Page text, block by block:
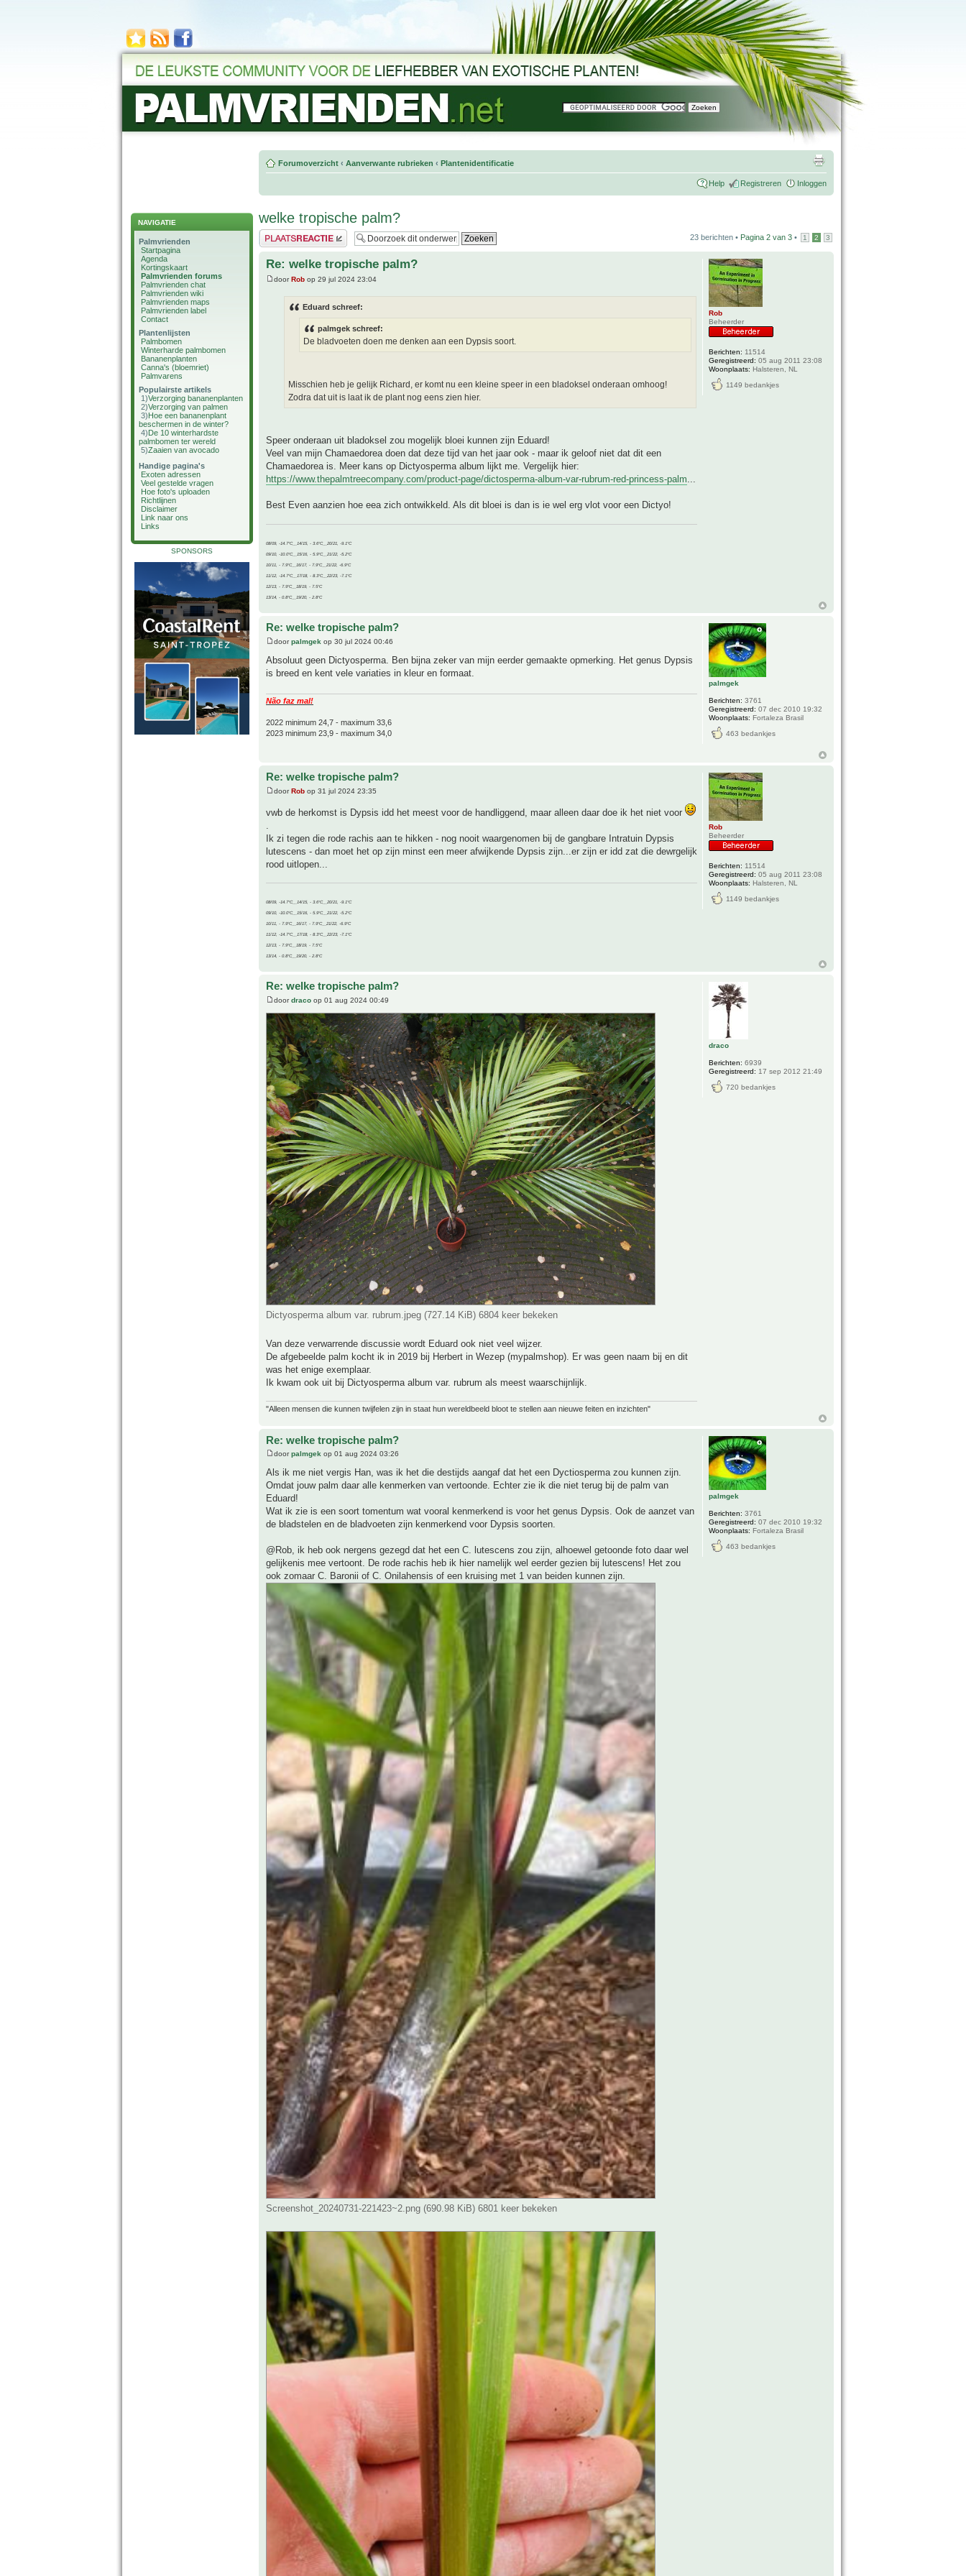
NAVIGATIE
Palmvrienden
Startpagina
Agenda
Kortingskaart
Palmvrienden forums
Palmvrienden chat
Palmvrienden wiki
Palmvrienden maps
Palmvrienden label
Contact
Plantenlijsten
Palmbomen
Winterharde palmbomen
Bananenplanten
Canna's (bloemriet)
Palmvarens
Populairste artikels
1)Verzorging bananenplanten
2)Verzorging van palmen
3)Hoe een bananenplant
beschermen in de winter?
4)De 10 winterhardste
palmbomen ter wereld
5)Zaaien van avocado
Handige pagina's
Exoten adressen
Veel gestelde vragen
Hoe foto's uploaden
Richtlijnen
Disclaimer
Link naar ons
Links
SPONSORS
Forumoverzicht ‹ Aanverwante rubrieken ‹ Plantenidentificatie
Help Registreren Inloggen
welke tropische palm?
Plaats een reactie 23 berichten • Pagina 2 van 3 • 1 2 3
Re: welke tropische palm?
doorRob op 29 jul 2024 23:04
Eduard schreef:
palmgek schreef:
De bladvoeten doen me denken aan een Dypsis soort.
Misschien heb je gelijk Richard, er komt nu een kleine speer in een bladoksel onderaan omhoog!
Zodra dat uit is laat ik de plant nog eens zien hier.
Speer onderaan uit bladoksel zou mogelijk bloei kunnen zijn Eduard!
Veel van mijn Chamaedorea doen dat deze tijd van het jaar ook - maar ik geloof niet dat dit een
Chamaedorea is. Meer kans op Dictyosperma album lijkt me. Vergelijk hier:
https://www.thepalmtreecompany.com/product-page/dictosperma-album-var-rubrum-red-princess-palm...
Best Even aanzien hoe eea zich ontwikkeld. Als dit bloei is dan is ie wel erg vlot voor een Dictyo!
08/09, -14.7°C__14/15, - 3.6°C__20/21, -9.1°C
09/10, -10.0°C__15/16, - 5.9°C__21/22, -5.2°C
10/11, - 7.9°C__16/17, - 7.9°C__21/22, -6.9°C
11/12, -14.7°C__17/18, - 8.3°C__22/23, -7.1°C
12/13, - 7.9°C__18/19, - 7.5°C
13/14, - 0.8°C__19/20, - 2.8°C
Rob
Beheerder
Berichten: 11514
Geregistreerd: 05 aug 2011 23:08
Woonplaats: Halsteren, NL
1149 bedankjes
Re: welke tropische palm?
doorpalmgek op 30 jul 2024 00:46
Absoluut geen Dictyosperma. Ben bijna zeker van mijn eerder gemaakte opmerking. Het genus Dypsis
is breed en kent vele variaties in kleur en formaat.
Não faz mal!
2022 minimum 24,7 - maximum 33,6
2023 minimum 23,9 - maximum 34,0
palmgek
Berichten: 3761
Geregistreerd: 07 dec 2010 19:32
Woonplaats: Fortaleza Brasil
463 bedankjes
Re: welke tropische palm?
doorRob op 31 jul 2024 23:35
vwb de herkomst is Dypsis idd het meest voor de handliggend, maar alleen daar doe ik het niet voor
Ik zi tegen die rode rachis aan te hikken - nog nooit waargenomen bij de gangbare Intratuin Dypsis
lutescens - dan moet het op zijn minst een meer afwijkende Dypsis zijn...er zijn er idd zat die dewrgelijk
rood uitlopen...
08/09, -14.7°C__14/15, - 3.6°C__20/21, -9.1°C
09/10, -10.0°C__15/16, - 5.9°C__21/22, -5.2°C
10/11, - 7.9°C__16/17, - 7.9°C__21/22, -6.9°C
11/12, -14.7°C__17/18, - 8.3°C__22/23, -7.1°C
12/13, - 7.9°C__18/19, - 7.5°C
13/14, - 0.8°C__19/20, - 2.8°C
Rob
Beheerder
Berichten: 11514
Geregistreerd: 05 aug 2011 23:08
Woonplaats: Halsteren, NL
1149 bedankjes
Re: welke tropische palm?
doordraco op 01 aug 2024 00:49
Dictyosperma album var. rubrum.jpeg (727.14 KiB) 6804 keer bekeken
Van deze verwarrende discussie wordt Eduard ook niet veel wijzer.
De afgebeelde palm kocht ik in 2019 bij Herbert in Wezep (mypalmshop). Er was geen naam bij en dit
was het enige exemplaar.
Ik kwam ook uit bij Dictyosperma album var. rubrum als meest waarschijnlijk.
"Alleen mensen die kunnen twijfelen zijn in staat hun wereldbeeld bloot te stellen aan nieuwe feiten en inzichten"
draco
Berichten: 6939
Geregistreerd: 17 sep 2012 21:49
720 bedankjes
Re: welke tropische palm?
doorpalmgek op 01 aug 2024 03:26
Als ik me niet vergis Han, was ik het die destijds aangaf dat het een Dyctiosperma zou kunnen zijn.
Omdat jouw palm daar alle kenmerken van vertoonde. Echter zie ik die niet terug bij de palm van
Eduard!
Wat ik zie is een soort tomentum wat vooral kenmerkend is voor het genus Dypsis. Ook de aanzet van
de bladstelen en de bladvoeten zijn kenmerkend voor Dypsis soorten.
@Rob, ik heb ook nergens gezegd dat het een C. lutescens zou zijn, alhoewel getoonde foto daar wel
gelijkenis mee vertoont. De rode rachis heb ik hier namelijk wel eerder gezien bij lutescens! Het zou
ook zomaar C. Baronii of C. Onilahensis of een kruising met 1 van beiden kunnen zijn.
Screenshot_20240731-221423~2.png (690.98 KiB) 6801 keer bekeken
palmgek
Berichten: 3761
Geregistreerd: 07 dec 2010 19:32
Woonplaats: Fortaleza Brasil
463 bedankjes